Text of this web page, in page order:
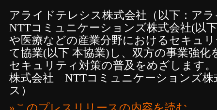
アライドテレシス株式会社（以下：ア
NTTコミュニケーションズ株式会社(以
や医療などの産業分野におけるセキュ
て協業(以下 本協業)し、双方の事業強化
セキュリティ対策の普及をめざします
株式会社 NTTコミュニケーションズ株
ス）